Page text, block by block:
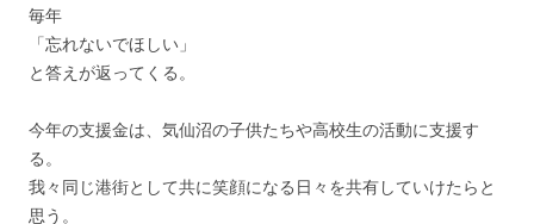
毎年
「忘れないでほしい」
と答えが返ってくる。
今年の支援金は、気仙沼の子供たちや高校生の活動に支援す
る。
我々同じ港街として共に笑顔になる日々を共有していけたらと
思う。